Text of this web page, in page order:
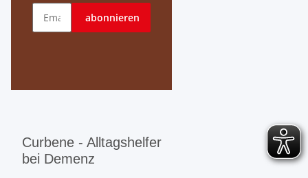
abonnieren
Curbene - Alltagshelfer
bei Demenz